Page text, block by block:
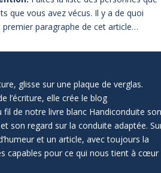
que vous avez vécus. Il y a de quoi
premier paragraphe de cet article…
glisse sur une plaque de verglas.
l’écriture, elle crée le blog
de notre livre blanc Handiconduite son
son regard sur la conduite adaptée.
et un article, avec toujours la
capables pour ce qui nous tient à cœur